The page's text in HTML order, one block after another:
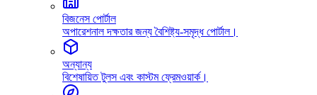
বিজনেস পোর্টাল
অপারেশনাল দক্ষতার জন্য বৈশিষ্ট্য-সমৃদ্ধ পোর্টাল।
অন্যান্য
বিশেষায়িত টুলস এবং কাস্টম ফ্রেমওয়ার্ক।